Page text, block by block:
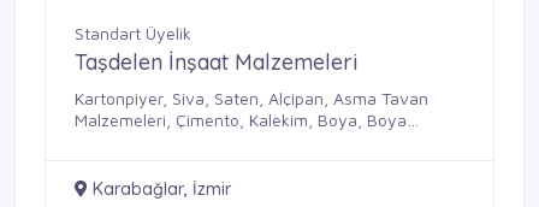
Standart Üyelik
Taşdelen İnşaat Malzemeleri
Kartonpiyer, Siva, Saten, Alçipan, Asma Tavan
Malzemeleri, Çimento, Kalekim, Boya, Boya
Karabağlar, İzmir